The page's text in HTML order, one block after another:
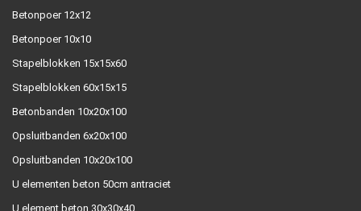
Betonpoer 12x12
Betonpoer 10x10
Stapelblokken 15x15x60
Stapelblokken 60x15x15
Betonbanden 10x20x100
Opsluitbanden 6x20x100
Opsluitbanden 10x20x100
U elementen beton 50cm antraciet
U element beton 30x30x40